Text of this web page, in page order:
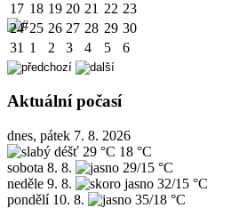
17 18 19 20 21 22 23
24 25 26 27 28 29 30
31 1 2 3 4 5 6
Aktuální počasí
dnes, pátek 7. 8. 2026
29 °C 18 °C
sobota 8. 8.
29/15 °C
neděle 9. 8.
32/15 °C
pondělí 10. 8. 35/18 °C